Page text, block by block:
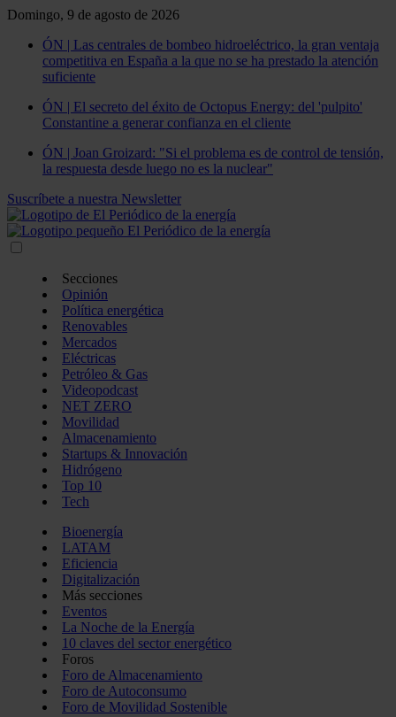
Domingo, 9 de agosto de 2026
ÓN | Las centrales de bombeo hidroeléctrico, la gran ventaja
competitiva en España a la que no se ha prestado la atención
suficiente
ÓN | El secreto del éxito de Octopus Energy: del 'pulpito'
Constantine a generar confianza en el cliente
ÓN | Joan Groizard: "Si el problema es de control de tensión,
la respuesta desde luego no es la nuclear"
Suscríbete a nuestra Newsletter
Secciones
Opinión
Política energética
Renovables
Mercados
Eléctricas
Petróleo & Gas
Videopodcast
NET ZERO
Movilidad
Almacenamiento
Startups & Innovación
Hidrógeno
Top 10
Tech
Bioenergía
LATAM
Eficiencia
Digitalización
Más secciones
Eventos
La Noche de la Energía
10 claves del sector energético
Foros
Foro de Almacenamiento
Foro de Autoconsumo
Foro de Movilidad Sostenible